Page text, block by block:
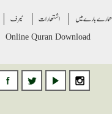
بارے میں اشتهارات ٹیرف
Online Quran Download